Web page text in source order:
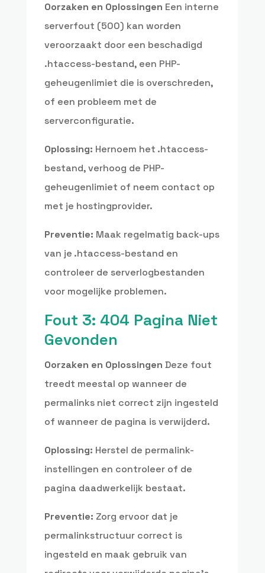
Oorzaken en Oplossingen Een interne
serverfout (500) kan worden
veroorzaakt door een beschadigd
.htaccess-bestand, een PHP-
geheugenlimiet die is overschreden,
of een probleem met de
serverconfiguratie.
Oplossing: Hernoem het .htaccess-
bestand, verhoog de PHP-
geheugenlimiet of neem contact op
met je hostingprovider.
Preventie: Maak regelmatig back-ups
van je .htaccess-bestand en
controleer de serverlogbestanden
voor mogelijke problemen.
Fout 3: 404 Pagina Niet
Gevonden
Oorzaken en Oplossingen Deze fout
treedt meestal op wanneer de
permalinks niet correct zijn ingesteld
of wanneer de pagina is verwijderd.
Oplossing: Herstel de permalink-
instellingen en controleer of de
pagina daadwerkelijk bestaat.
Preventie: Zorg ervoor dat je
permalinkstructuur correct is
ingesteld en maak gebruik van